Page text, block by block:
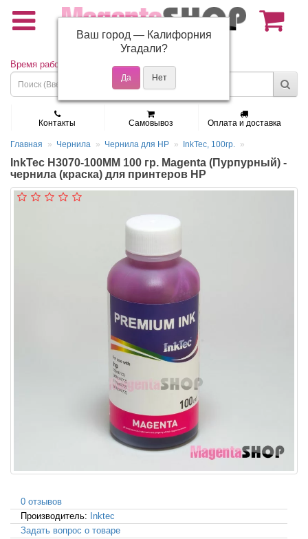
(495) 150-01-37
Время работы: Пн - Пт 9:30 - 19:00
Контакты Самовывоз Оплата и доставка
Главная Чернила Чернила для HP InkTec, 100гр.
InkTec H3070-100MM 100 гр. Magenta (Пурпурный) -
чернила (краска) для принтеров HP
0 отзывов
Производитель: Inktec
Задать вопрос о товаре
Ваш город — Калифорния
Угадали?